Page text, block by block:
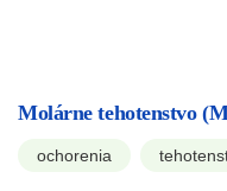
Molárne tehotenstvo
ochorenia